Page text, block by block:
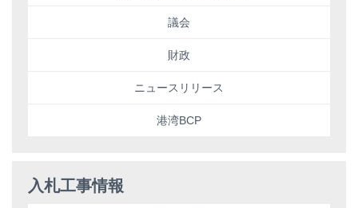
議会
財政
ニュースリリース
港湾BCP
入札工事情報